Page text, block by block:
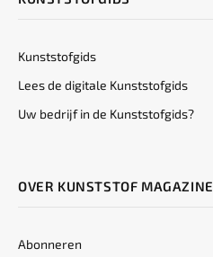
Kunststofgids
Lees de digitale Kunststofgids
Uw bedrijf in de Kunststofgids?
OVER KUNSTSTOF MAGAZINE
Abonneren